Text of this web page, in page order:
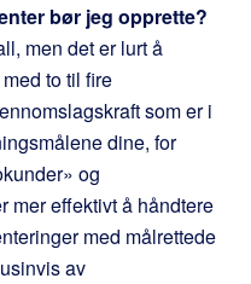
bør jeg opprette?
men det er lurt å
to til fire
som er i
dine, for
og
mer effektivt å håndtere
med målrettede
av